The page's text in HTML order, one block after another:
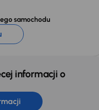
samochodu
informacji o